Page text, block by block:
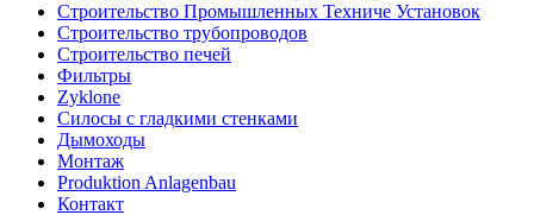
Строительство Промышленных Техниче Установок
Строительство трубопроводов
Строительство печей
Фильтры
Zyklone
Силосы с гладкими стенками
Дымоходы
Монтаж
Produktion Anlagenbau
Контакт